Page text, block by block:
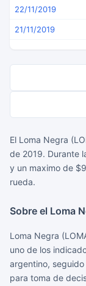
22/11/2019
21/11/2019
El Loma Negra
de 2019. Durante
y un maximo de
rueda.
Sobre el Loma
Loma Negra
uno de los
argentino,
para toma de